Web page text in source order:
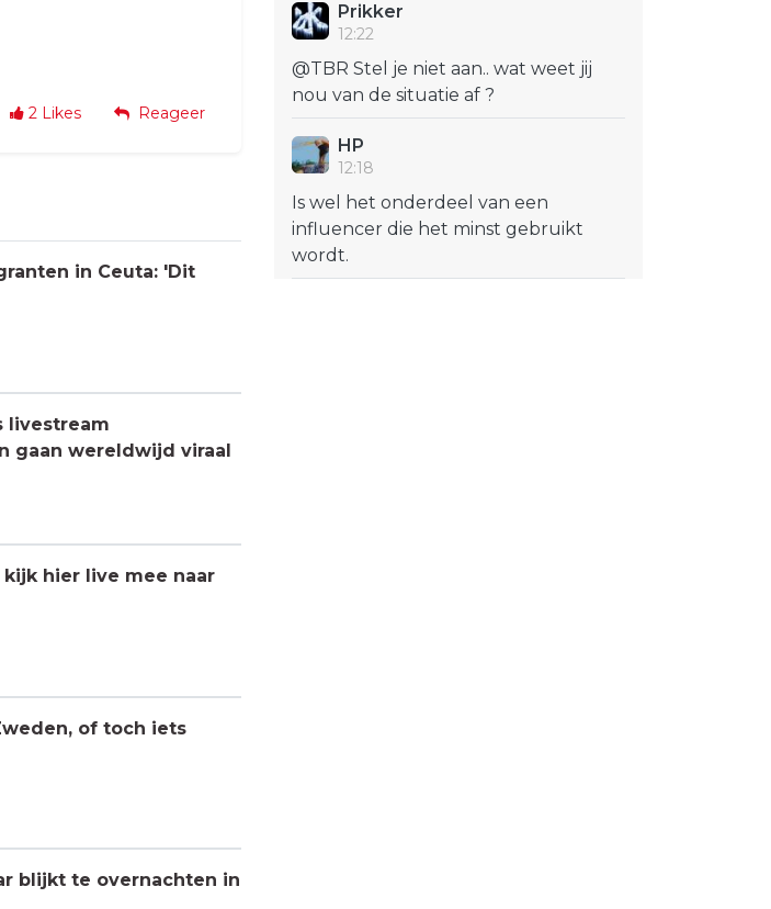
2 Likes Reageer
in Ceuta: 'Dit
livestream
gaan wereldwijd viraal
hier live mee naar
of toch iets
blijkt te overnachten in
Prikker
12:22
@TBR Stel je niet aan.. wat weet jij
nou van de situatie af ?
HP
12:18
Is wel het onderdeel van een
influencer die het minst gebruikt
wordt.